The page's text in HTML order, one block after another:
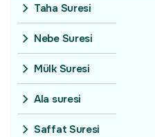
Taha Suresi
Nebe Suresi
Mülk Suresi
Ala suresi
Saffat Suresi